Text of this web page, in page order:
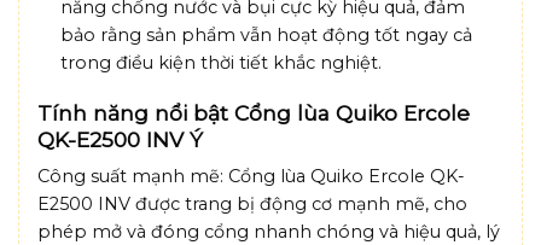
năng chống nước và bụi cực kỳ hiệu quả, đảm
bảo rằng sản phẩm vẫn hoạt động tốt ngay cả
trong điều kiện thời tiết khắc nghiệt.
Tính năng nổi bật Cổng lùa Quiko Ercole
QK-E2500 INV Ý
Công suất mạnh mẽ: Cổng lùa Quiko Ercole QK-
E2500 INV được trang bị động cơ mạnh mẽ, cho
phép mở và đóng cổng nhanh chóng và hiệu quả, lý